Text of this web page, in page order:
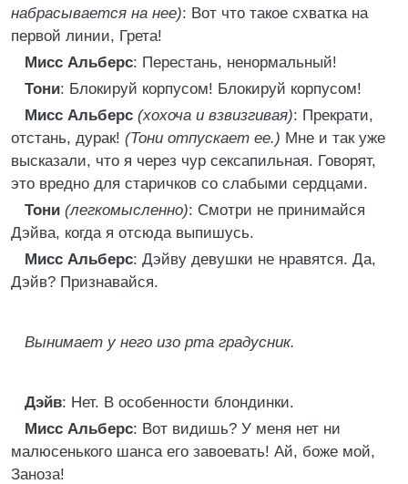
набрасывается на нее): Вот что такое схватка на
первой линии, Грета!
Мисс Альберс: Перестань, ненормальный!
Тони: Блокируй корпусом! Блокируй корпусом!
Мисс Альберс (хохоча и взвизгивая): Прекрати,
отстань, дурак! (Тони отпускает ее.) Мне и так уже
высказали, что я через чур сексапильная. Говорят,
это вредно для старичков со слабыми сердцами.
Тони (легкомысленно): Смотри не принимайся
Дэйва, когда я отсюда выпишусь.
Мисс Альберс: Дэйву девушки не нравятся. Да,
Дэйв? Признавайся.
Вынимает у него изо рта градусник.
Дэйв: Нет. В особенности блондинки.
Мисс Альберс: Вот видишь? У меня нет ни
малюсенького шанса его завоевать! Ай, боже мой,
Заноза!